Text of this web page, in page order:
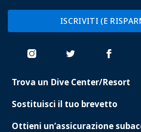
ISCRIVITI (E
PADI
Trova un Dive Center/Resort
Sostituisci il tuo brevetto
Ottieni un’assicurazione